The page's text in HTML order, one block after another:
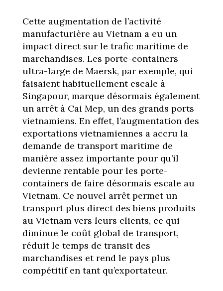
Cette augmentation de l’activité
manufacturière au Vietnam a eu un
impact direct sur le trafic maritime de
marchandises. Les porte-containers
ultra-large de Maersk, par exemple, qui
faisaient habituellement escale à
Singapour, marque désormais également
un arrêt à Cai Mep, un des grands ports
vietnamiens. En effet, l’augmentation des
exportations vietnamiennes a accru la
demande de transport maritime de
manière assez importante pour qu’il
devienne rentable pour les porte-
containers de faire désormais escale au
Vietnam. Ce nouvel arrêt permet un
transport plus direct des biens produits
au Vietnam vers leurs clients, ce qui
diminue le coût global de transport,
réduit le temps de transit des
marchandises et rend le pays plus
compétitif en tant qu’exportateur.